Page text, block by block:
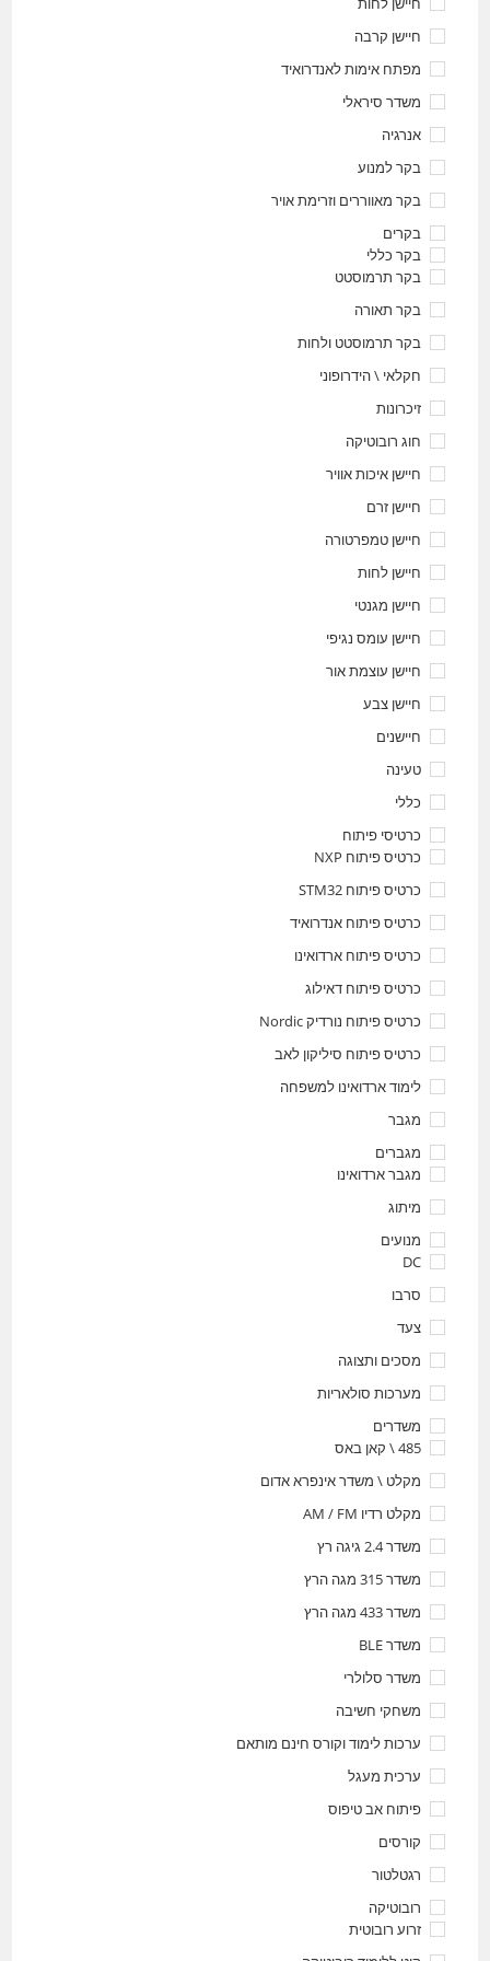
חיישן קרבה
מפתח אימות לאנדרואיד
משדר סיראלי
אנרגיה
בקר למנוע
בקר מאווררים וזרימת אויר
בקרים
בקר כללי
בקר תרמוסטט
בקר תאורה
בקר תרמוסטט ולחות
חקלאי \ הידרופוני
זיכרונות
חוג רובוטיקה
חיישן איכות אוויר
חיישן זרם
חיישן טמפרטורה
חיישן לחות
חיישן מגנטי
חיישן עומס נגיפי
חיישן עוצמת אור
חיישן צבע
חיישנים
טעינה
כללי
כרטיסי פיתוח
כרטיס פיתוח NXP
כרטיס פיתוח STM32
כרטיס פיתוח אנדרואיד
כרטיס פיתוח ארדואינו
כרטיס פיתוח דאילוג
כרטיס פיתוח נורדיק Nordic
כרטיס פיתוח סיליקון לאב
לימוד ארדואינו למשפחה
מגבר
מגברים
מגבר ארדואינו
מיתוג
מנועים
DC
סרבו
צעד
מסכים ותצוגה
מערכות סולאריות
משדרים
485 \ קאן באס
מקלט \ משדר אינפרא אדום
מקלט רדיו AM / FM
משדר 2.4 גיגה רץ
משדר 315 מגה הרץ
משדר 433 מגה הרץ
משדר BLE
משדר סלולרי
משחקי חשיבה
ערכות לימוד וקורס חינם מותאם
ערכית מעגל
פיתוח אב טיפוס
קורסים
רגטלטור
רובוטיקה
זרוע רובוטית